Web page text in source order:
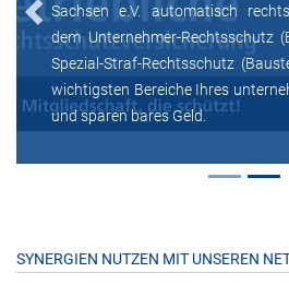
Sachsen e.V. automatisch
dem Unternehmer-Rechtsschutz
Spezial-Straf-Rechtsschutz
wichtigsten Bereiche Ihres
und sparen bares Geld.
Previous
SYNERGIEN NUTZEN MIT UNSEREN